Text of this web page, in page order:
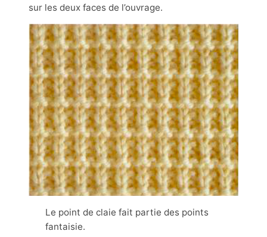
sur les deux faces de l’ouvrage.
Le point de claie fait partie des points
fantaisie.